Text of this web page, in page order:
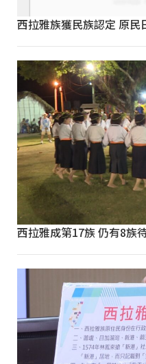
西拉雅族獲民族認定 原民
西拉雅成第17族 仍有8族